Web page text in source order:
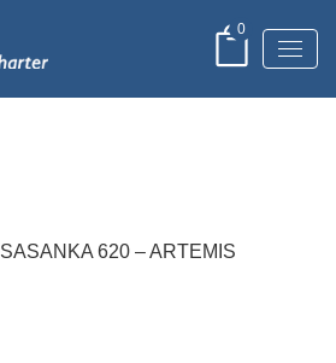
0
SASANKA 620 – ARTEMIS